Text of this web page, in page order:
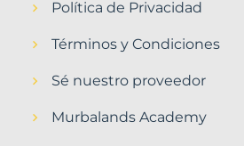
Política de Privacidad
Términos y Condiciones
Sé nuestro proveedor
Murbalands Academy